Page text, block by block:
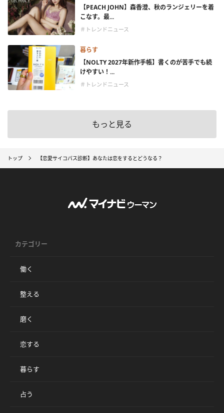
【PEACH JOHN】森香澄、秋のランジェリーを着
こなす。最...
＃トレンドニュース
暮らす
【NOLTY 2027年新作手帳】書くのが苦手でも続
けやすい！...
＃トレンドニュース
もっと見る
トップ 【恋愛サイコパス診断】あなたは恋をするとどうなる？
カテゴリー
働く
整える
磨く
恋する
暮らす
占う